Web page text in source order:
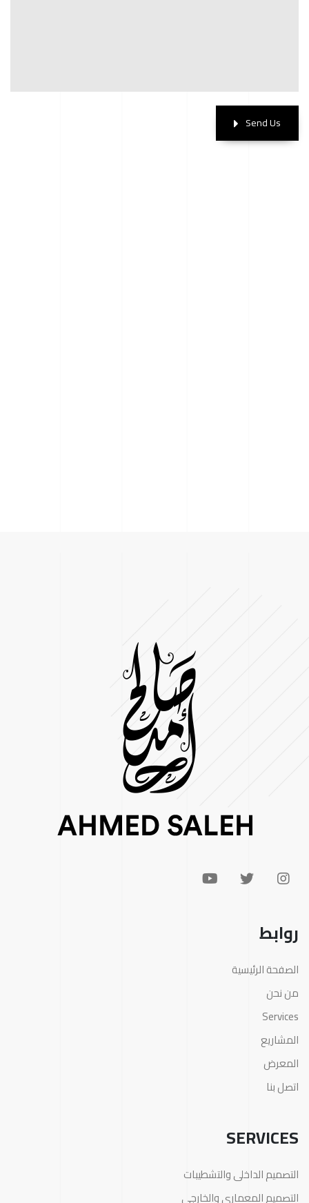
Send Us
روابط
الصفحة الرئيسية
من نحن
Services
المشاريع
المعرض
اتصل بنا
SERVICES
التصميم الداخلى والتشطيبات
التصميم المعمارى والخارجى